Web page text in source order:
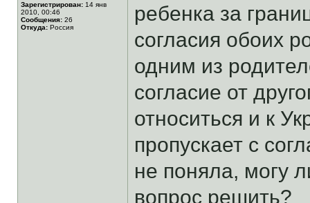
Зарегистрирован: 14 янв
2010, 00:46
Сообщения: 26
Откуда: Россия
ребенка за
согласия обоих
одним из
согласие от
относиться и к
пропускает с
не поняла, могу
вопрос решить?